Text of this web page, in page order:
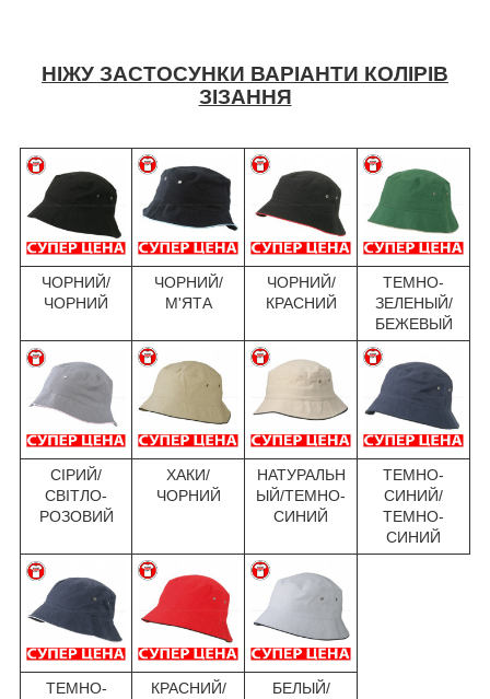
НІЖУ ЗАСТОСУНКИ ВАРІАНТИ КОЛІРІВ
ЗІЗАННЯ
ЧОРНИЙ/
ЧОРНИЙ
ЧОРНИЙ/
М'ЯТА
ЧОРНИЙ/
КРАСНИЙ
ТЕМНО-
ЗЕЛЕНЫЙ/
БЕЖЕВЫЙ
СІРИЙ/
СВІТЛО-
РОЗОВИЙ
ХАКИ/
ЧОРНИЙ
НАТУРАЛЬН
ЫЙ/ТЕМНО-
СИНИЙ
ТЕМНО-
СИНИЙ/
ТЕМНО-
СИНИЙ
ТЕМНО-
КРАСНИЙ/
БЕЛЫЙ/